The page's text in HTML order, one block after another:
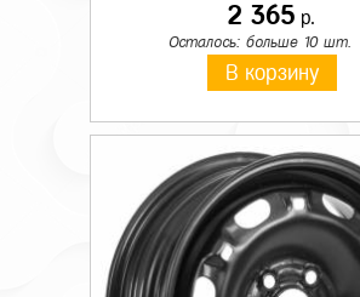
2 365 р.
Осталось: больше 10 шт.
В корзину